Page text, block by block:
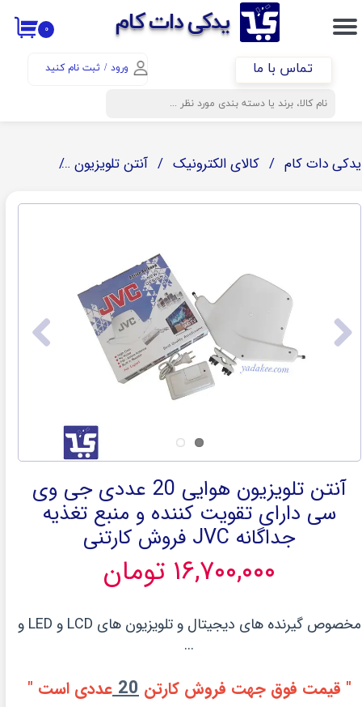
​​یدکی دات کام
ورود / ثبت نام کنید
حساب کاربری من
تغییر گذر واژه
سفارشات
۰
تماس با ما
یدکی دات کام کالای الکترونیک آنتن تلویزیون
آنتن تلویزیون هوایی 20 عددی جی وی
سی دارای تقویت کننده و منبع تغذیه
جداگانه JVC فروش کارتنی
۱۶,۷۰۰,۰۰۰ تومان
مخصوص گیرنده های دیجیتال و تلویزیون های LCD و LED و
...
" قیمت فوق جهت فروش کارتن 20 عددی است "